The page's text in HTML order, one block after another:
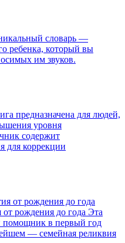
словарь —
ребенка, который вы
им звуков.
предназначена для людей,
уровня
содержит
для коррекции
рождения до года Эта
помощник в первый год
— семейная реликвия